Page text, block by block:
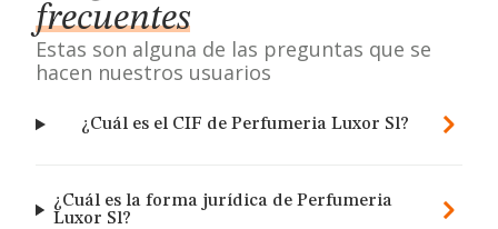
frecuentes
Estas son alguna de las preguntas que se
hacen nuestros usuarios
¿Cuál es el CIF de Perfumeria Luxor Sl?
¿Cuál es la forma jurídica de Perfumeria
Luxor Sl?